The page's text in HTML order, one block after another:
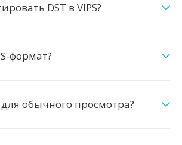
DST в VIPS?
формат?
обычного просмотра?